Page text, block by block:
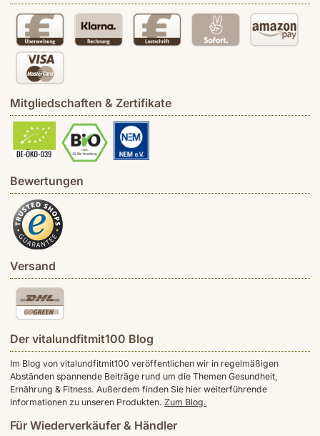
Mitgliedschaften & Zertifikate
Bewertungen
Versand
Der vitalundfitmit100 Blog
Im Blog von vitalundfitmit100 veröffentlichen wir in regelmäßigen
Abständen spannende Beiträge rund um die Themen Gesundheit,
Ernährung & Fitness. Außerdem finden Sie hier weiterführende
Informationen zu unseren Produkten. Zum Blog.
Für Wiederverkäufer & Händler